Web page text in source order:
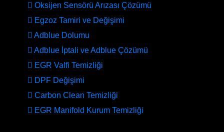
Oksijen Sensörü Arızası Çözümü
Egzoz Tamiri ve Değişimi
Adblue Dolumu
Adblue İptali ve Adblue Çözümü
EGR Valfi Temizliği
DPF Değişimi
Carbon Clean Temizliği
EGR Manifold Kurum Temizliği